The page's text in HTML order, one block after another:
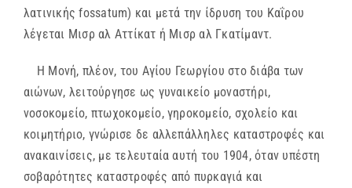
λατινικής fossatum) και μετά την ίδρυση του Καΐρου
λέγεται Μισρ αλ Αττίκατ ή Μισρ αλ Γκατίμαντ.
Η Μονή, πλέον, του Αγίου Γεωργίου στο διάβα των
αιώνων, λειτούργησε ως γυναικείο μοναστήρι,
νοσοκομείο, πτωχοκομείο, γηροκομείο, σχολείο και
κοιμητήριο, γνώρισε δε αλλεπάλληλες καταστροφές και
ανακαινίσεις, με τελευταία αυτή του 1904, όταν υπέστη
σοβαρότητες καταστροφές από πυρκαγιά και